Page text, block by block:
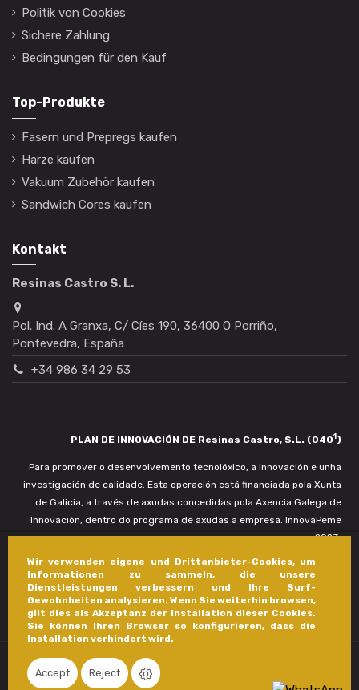
Wir verwenden eigene und Drittanbieter-Cookies, um
Informationen zu sammeln, die unsere
Dienstleistungen verbessern und Ihre Surf-
Gewohnheiten analysieren. Wenn Sie weiterhin browsen,
gilt dies als Akzeptanz der Installation dieser Cookies.
Sie können Ihren Browser so konfigurieren, dass die
Installation verhindert wird.
Accept Reject
Politik von Cookies
Sichere Zahlung
Bedingungen für den Kauf
Top-Produkte
Fasern und Prepregs kaufen
Harze kaufen
Vakuum Zubehör kaufen
Sandwich Cores kaufen
Kontakt
Resinas Castro S. L.
Pol. Ind. A Granxa, C/ Cíes 190, 36400 O Porriño,
Pontevedra, España
+34 986 34 29 53
PLAN DE INNOVACIÓN DE Resinas Castro, S.L. (0401)
Para promover o desenvolvemento tecnolóxico, a innovación e unha
investigación de calidade. Esta operación está financiada pola Xunta
de Galicia, a través de axudas concedidas pola Axencia Galega de
Innovación, dentro do programa de axudas a empresa. InnovaPeme
2023.